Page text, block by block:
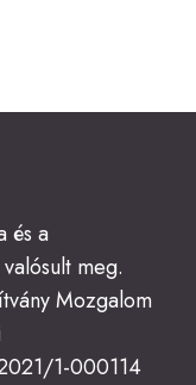
és a
meg.
Mozgalom
1-000114